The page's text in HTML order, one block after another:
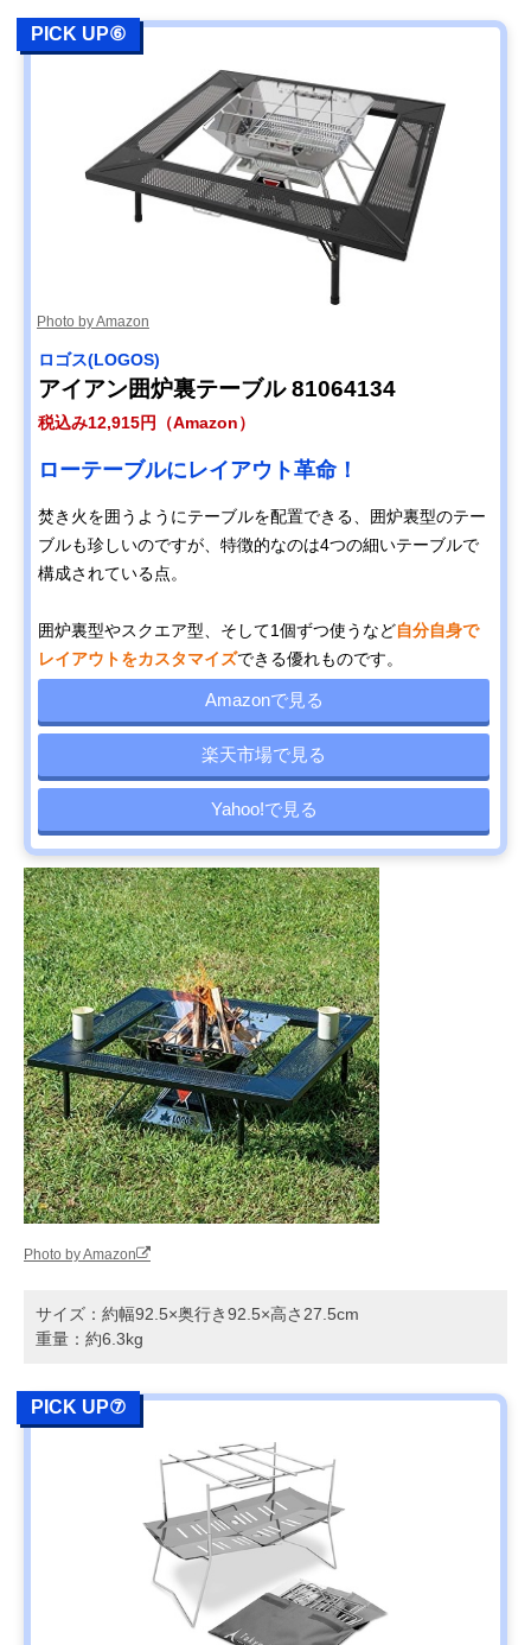
PICK UP⑥
Photo by Amazon
ロゴス(LOGOS)
アイアン囲炉裏テーブル 81064134
税込み12,915円（Amazon）
ローテーブルにレイアウト革命！
焚き火を囲うようにテーブルを配置できる、囲炉裏型のテー
ブルも珍しいのですが、特徴的なのは4つの細いテーブルで
構成されている点。
囲炉裏型やスクエア型、そして1個ずつ使うなど自分自身で
レイアウトをカスタマイズできる優れものです。
Amazonで見る
楽天市場で見る
Yahoo!で見る
Photo by Amazon
サイズ：約幅92.5×奥行き92.5×高さ27.5cm
重量：約6.3kg
PICK UP⑦